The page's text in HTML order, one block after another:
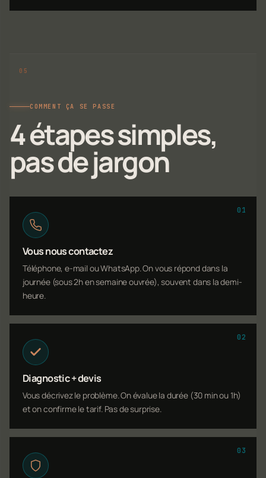
COMMENT ÇA SE PASSE
4 étapes simples,
pas de jargon
01
Vous nous contactez
Téléphone, e-mail ou WhatsApp. On vous répond dans la
journée (sous 2h en semaine ouvrée), souvent dans la demi-
heure.
02
Diagnostic + devis
Vous décrivez le problème. On évalue la durée (30 min ou 1h)
et on confirme le tarif. Pas de surprise.
03